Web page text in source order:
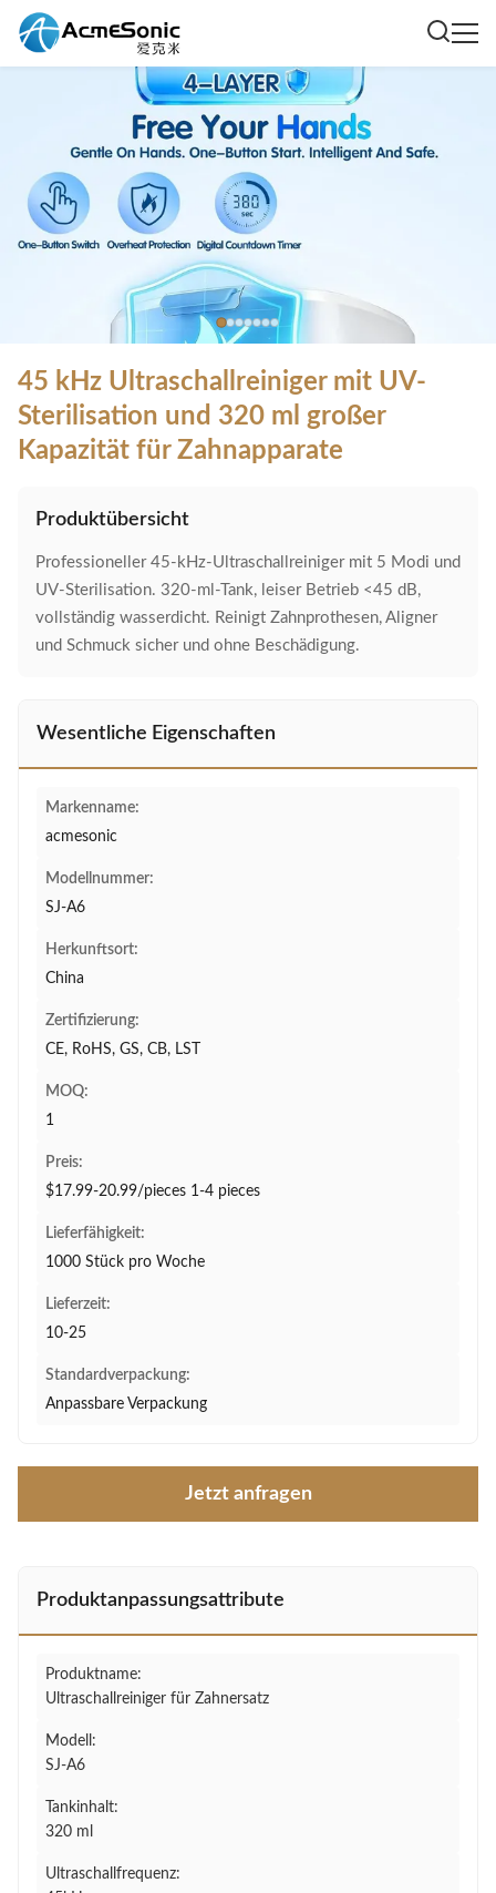
45 kHz Ultraschallreiniger mit UV-
Sterilisation und 320 ml großer
Kapazität für Zahnapparate
Produktübersicht
Professioneller 45-kHz-Ultraschallreiniger mit 5 Modi und
UV-Sterilisation. 320-ml-Tank, leiser Betrieb <45 dB,
vollständig wasserdicht. Reinigt Zahnprothesen, Aligner
und Schmuck sicher und ohne Beschädigung.
Wesentliche Eigenschaften
Markenname:
acmesonic
Modellnummer:
SJ-A6
Herkunftsort:
China
Zertifizierung:
CE, RoHS, GS, CB, LST
MOQ:
1
Preis:
$17.99-20.99/pieces 1-4 pieces
Lieferfähigkeit:
1000 Stück pro Woche
Lieferzeit:
10-25
Standardverpackung:
Anpassbare Verpackung
Jetzt anfragen
Produktanpassungsattribute
Produktname:
Ultraschallreiniger für Zahnersatz
Modell:
SJ-A6
Tankinhalt:
320 ml
Ultraschallfrequenz: